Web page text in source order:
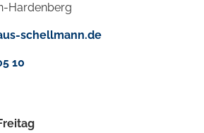
Hardenberg
schellmann.de
10